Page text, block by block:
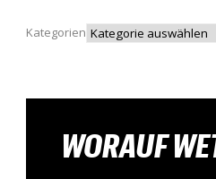
Kategorien